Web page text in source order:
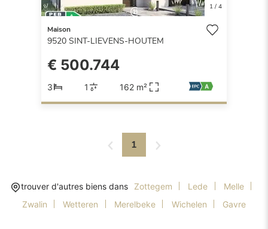
1/ 4
Maison
9520 SINT-LIEVENS-HOUTEM
€ 500.744
3 1 162 m²
1
trouver d'autres biens dans Zottegem Lede
Melle
Zwalin
Wetteren Merelbeke Wichelen Gavre